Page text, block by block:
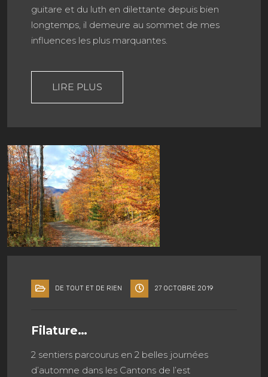
guitare et du luth en dilettante depuis bien
longtemps, il demeure au sommet de mes
influences les plus marquantes.
LIRE PLUS
DE TOUT ET DE RIEN 27 OCTOBRE 2019
Filature…
2 sentiers parcourus en 2 belles journées
d’automne dans les Cantons de l’est